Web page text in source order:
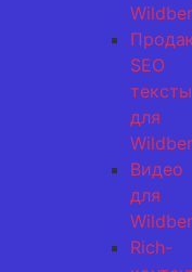
SEO
тексты
для
Видео
для
Rich-